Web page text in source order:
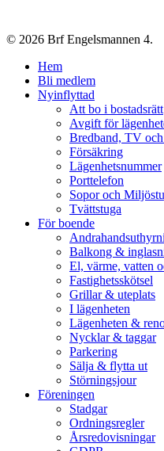
© 2026 Brf Engelsmannen 4.
Close
Menu
Hem
Bli medlem
Nyinflyttad
Att bo i bostadsrätt
Avgift för
Bredband, TV
Försäkring
Lägenhetsnummer
Porttelefon
Sopor och
Tvättstuga
För boende
Balkong &
El, värme, vatten
Fastighetsskötsel
Grillar & uteplats
I lägenheten
Lägenheten &
Nycklar & taggar
Parkering
Sälja & flytta ut
Störningsjour
Föreningen
Stadgar
Ordningsregler
Årsredovisningar